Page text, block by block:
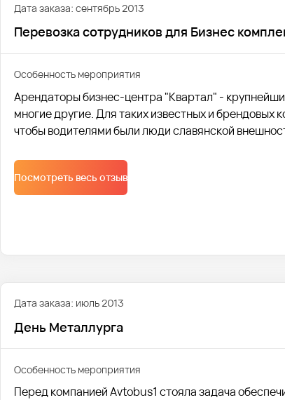
Дата заказа: сентябрь 2013
Перевозка сотрудников для Бизнес
Особенность мероприятия
Арендаторы бизнес-центра "Квартал" -
многие другие. Для таких известных и брендовых
чтобы водителями были люди славянской
Посмотреть весь отзыв
Дата заказа: июль 2013
День Металлурга
Особенность мероприятия
Перед компанией Avtobus1 стояла задача